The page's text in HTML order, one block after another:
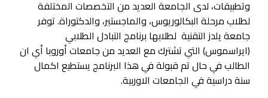
وتطبيقات، لدى الجامعة العديد من التخصصات المختلفة
لطلاب مرحلة البكالوريوس، والماجستير، والدكتوراة. توفر
جامعة يلدز التقنية لطلابها برنامج التبادل الطلابي
(ايراسموس) التي تشترك مع العديد من جامعات أوروبا أي ان
الطالب في حال تم قبولة في هذا البرنامج يستطيع اكمال
سنة دراسية في الجامعات الاوربية.